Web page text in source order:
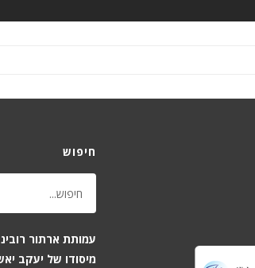
חיפוש
עמותת ארתור
מיסודו של יעקב